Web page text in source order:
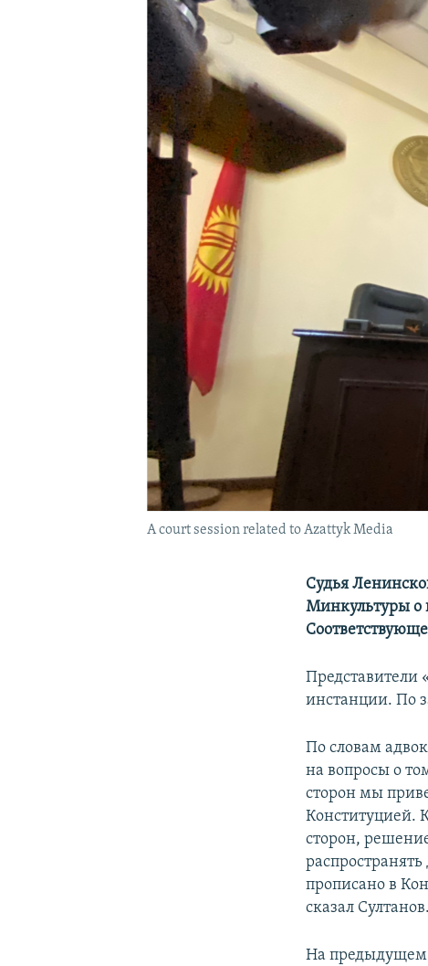
A court session related to Azattyk Media
Судья
Минкультуры о
Представители
инстанции. По
По словам
на вопросы о
сторон мы
Конституцией.
сторон,
прописано в
сказал Султанов.
На предыдущем